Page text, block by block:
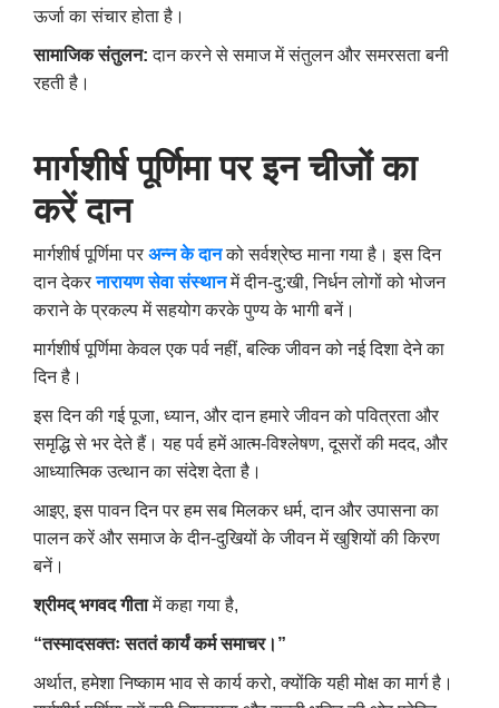
ऊर्जा का संचार होता है।
सामाजिक संतुलन: दान करने से समाज में संतुलन और समरसता बनी
रहती है।
मार्गशीर्ष पूर्णिमा पर इन चीजों का
करें दान
मार्गशीर्ष पूर्णिमा पर अन्न के दानको सर्वश्रेष्ठ माना गया है। इस दिन
दान देकरनारायण सेवा संस्थानमें दीन-दु:खी,निर्धन लोगों को भोजन
कराने के प्रकल्प में सहयोग करके पुण्य के भागी बनें।
मार्गशीर्ष पूर्णिमा केवल एक पर्व नहीं, बल्कि जीवन को नई दिशा देने का
दिन है।
इस दिन की गई पूजा, ध्यान, और दान हमारे जीवन को पवित्रता और
समृद्धि से भर देते हैं। यह पर्व हमें आत्म-विश्लेषण, दूसरों की मदद, और
आध्यात्मिक उत्थान का संदेश देता है।
आइए, इस पावन दिन पर हम सब मिलकर धर्म, दान और उपासना का
पालन करें और समाज के दीन-दुखियों के जीवन में खुशियों की किरण
बनें।
श्रीमद् भगवद गीतामें कहा गया है,
“तस्मादसक्तः सततं कार्यं कर्म समाचर।”
अर्थात, हमेशा निष्काम भाव से कार्य करो, क्योंकि यही मोक्ष का मार्ग है।